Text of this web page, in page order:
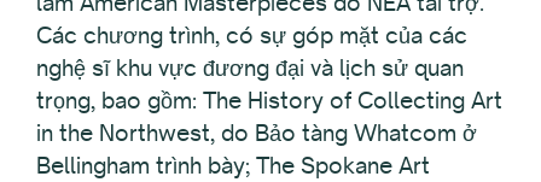
Các chương trình, có sự góp mặt của các
nghệ sĩ khu vực đương đại và lịch sử quan
trọng, bao gồm: The History of Collecting Art
in the Northwest, do Bảo tàng Whatcom ở
Bellingham trình bày; The Spokane Art